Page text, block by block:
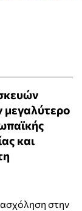
μεγαλύτερο
και
στην